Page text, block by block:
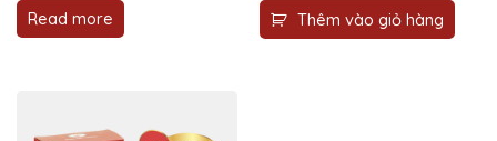
Read more Thêm vào giỏ hàng